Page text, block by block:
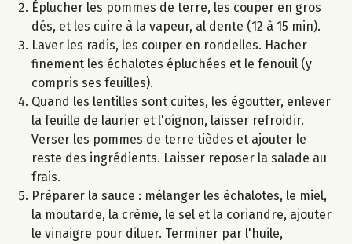
Éplucher les pommes de terre, les couper en gros
dés, et les cuire à la vapeur, al dente (12 à 15 min).
Laver les radis, les couper en rondelles. Hacher
finement les échalotes épluchées et le fenouil (y
compris ses feuilles).
Quand les lentilles sont cuites, les égoutter, enlever
la feuille de laurier et l'oignon, laisser refroidir.
Verser les pommes de terre tièdes et ajouter le
reste des ingrédients. Laisser reposer la salade au
frais.
Préparer la sauce : mélanger les échalotes, le miel,
la moutarde, la crème, le sel et la coriandre, ajouter
le vinaigre pour diluer. Terminer par l'huile,